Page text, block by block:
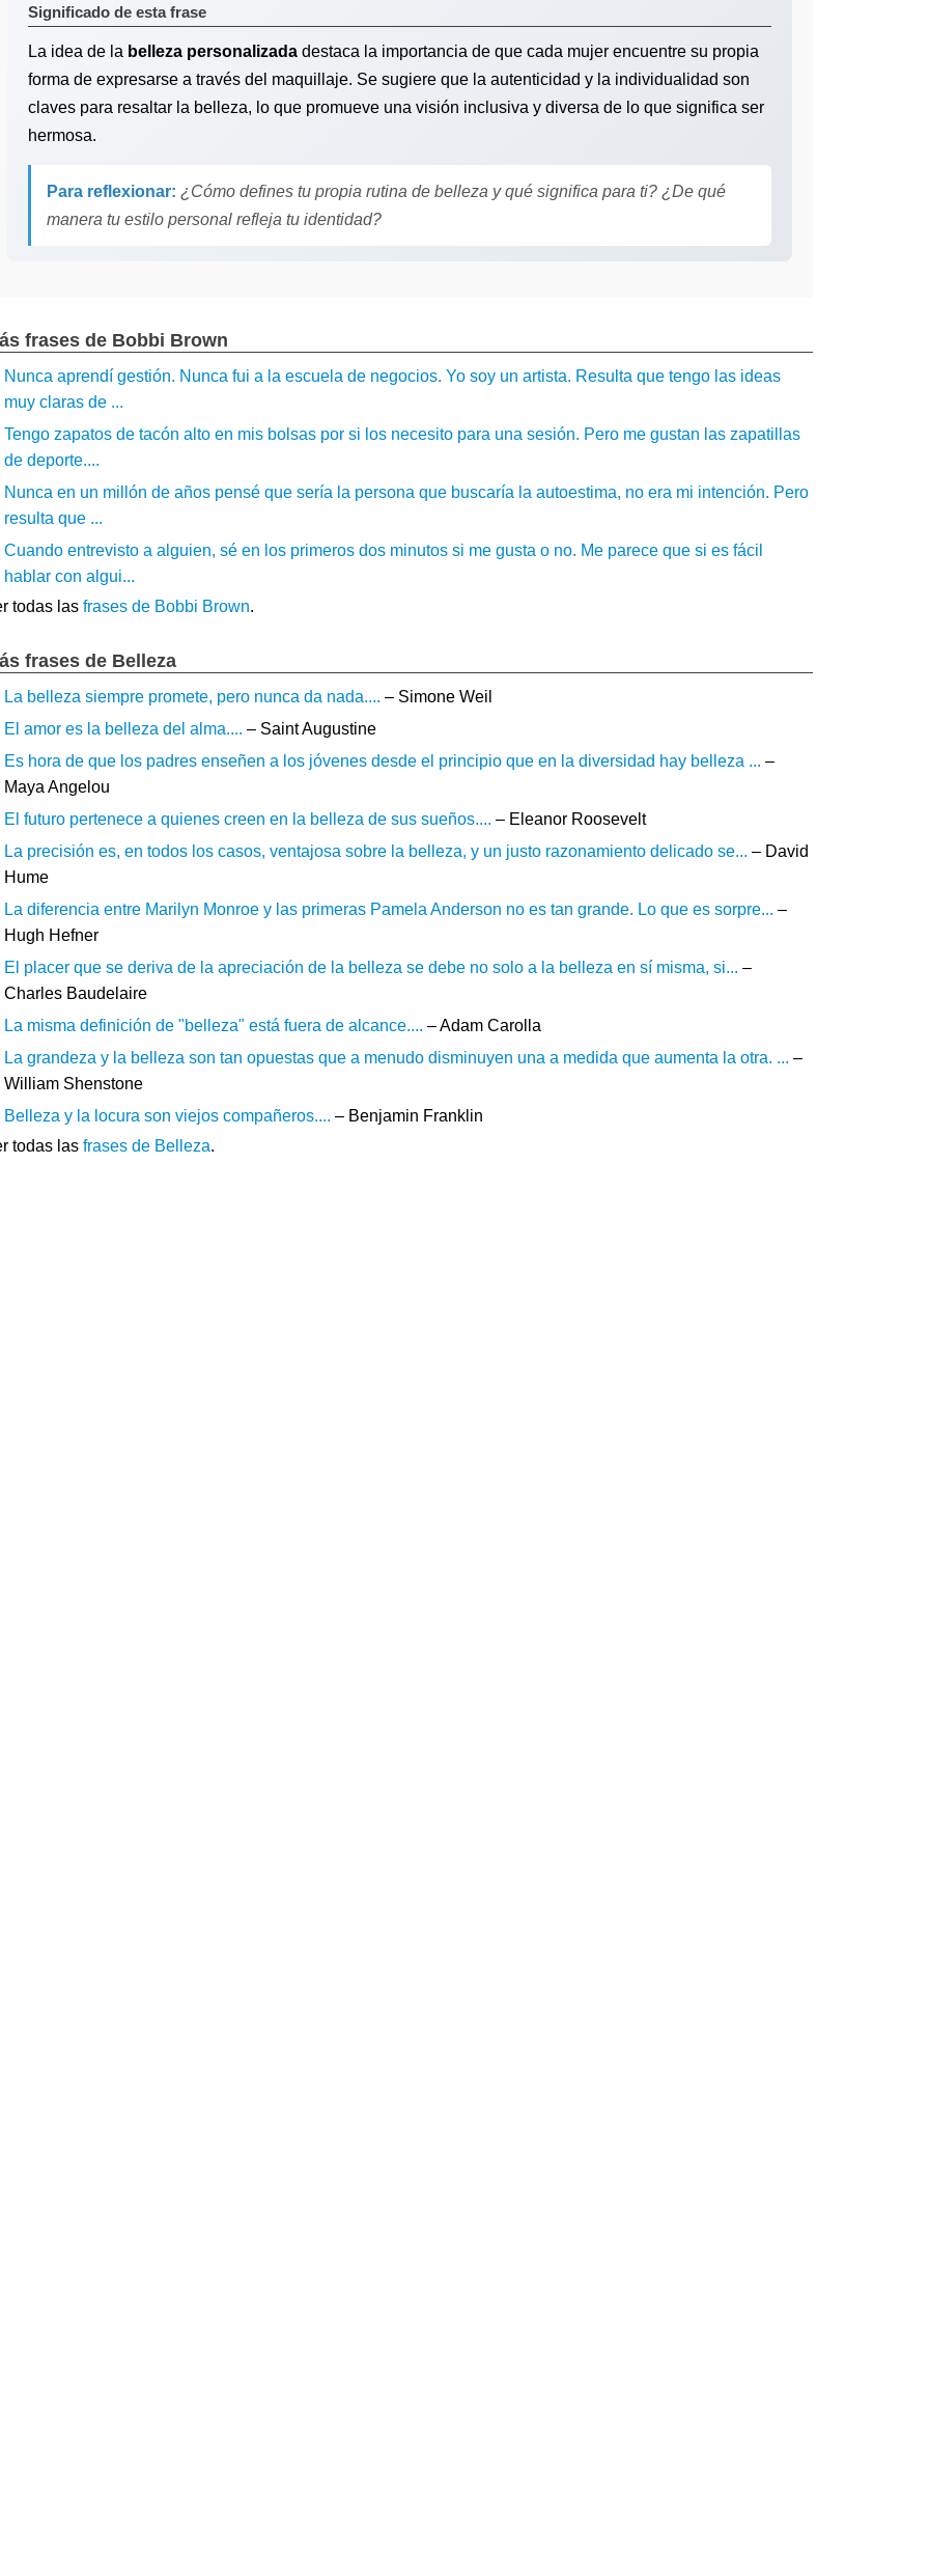
Significado de esta frase
La idea de la belleza personalizada destaca la importancia de que cada mujer encuentre su propia
forma de expresarse a través del maquillaje. Se sugiere que la autenticidad y la individualidad son
claves para resaltar la belleza, lo que promueve una visión inclusiva y diversa de lo que significa ser
hermosa.
Para reflexionar: ¿Cómo defines tu propia rutina de belleza y qué significa para ti? ¿De qué
manera tu estilo personal refleja tu identidad?
frases de Bobbi Brown
Nunca aprendí gestión. Nunca fui a la escuela de negocios. Yo soy un artista. Resulta que tengo las ideas
muy claras de ...
Tengo zapatos de tacón alto en mis bolsas por si los necesito para una sesión. Pero me gustan las zapatillas
de deporte....
Nunca en un millón de años pensé que sería la persona que buscaría la autoestima, no era mi intención. Pero
resulta que ...
Cuando entrevisto a alguien, sé en los primeros dos minutos si me gusta o no. Me parece que si es fácil
hablar con algui...
todas las frases de Bobbi Brown.
frases de Belleza
La belleza siempre promete, pero nunca da nada.... – Simone Weil
El amor es la belleza del alma.... – Saint Augustine
Es hora de que los padres enseñen a los jóvenes desde el principio que en la diversidad hay belleza ... –
Maya Angelou
El futuro pertenece a quienes creen en la belleza de sus sueños.... – Eleanor Roosevelt
La precisión es, en todos los casos, ventajosa sobre la belleza, y un justo razonamiento delicado se... – David
Hume
La diferencia entre Marilyn Monroe y las primeras Pamela Anderson no es tan grande. Lo que es sorpre... –
Hugh Hefner
El placer que se deriva de la apreciación de la belleza se debe no solo a la belleza en sí misma, si... –
Charles Baudelaire
La misma definición de "belleza" está fuera de alcance.... – Adam Carolla
La grandeza y la belleza son tan opuestas que a menudo disminuyen una a medida que aumenta la otra. ... –
William Shenstone
Belleza y la locura son viejos compañeros.... – Benjamin Franklin
todas las frases de Belleza.